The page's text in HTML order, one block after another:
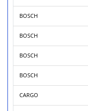
BOSCH
BOSCH
BOSCH
BOSCH
CARGO